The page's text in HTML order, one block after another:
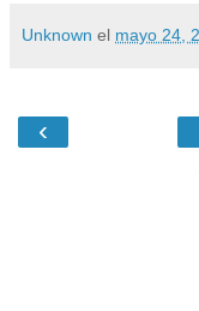
Unknown el mayo 24,
‹